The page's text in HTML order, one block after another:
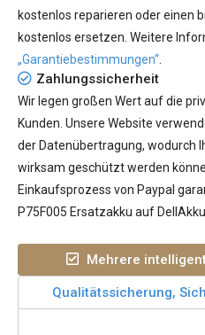
kostenlos reparieren oder einen
kostenlos ersetzen. Weitere
„Garantiebestimmungen“
Zahlungssicherheit
Wir legen großen Wert auf die
Kunden. Unsere Website
der Datenübertragung, wodurch
wirksam geschützt werden
Einkaufsprozess von Paypal
P75F005 Ersatzakku auf
Mehrere
Qualitätssicherung,